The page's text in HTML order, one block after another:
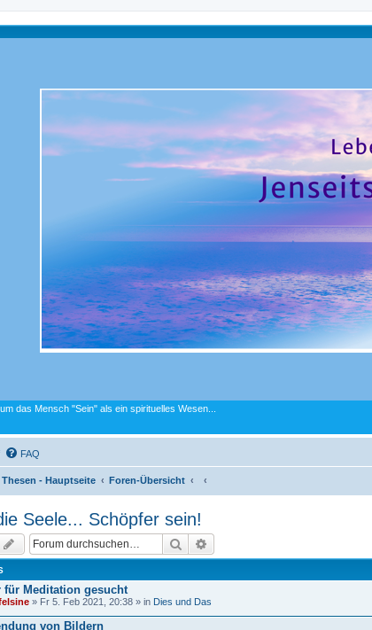
das Mensch "Sein" als ein spirituelles Wesen...
FAQ
- Hauptseite Foren-Übersicht
Seele... Schöpfer sein!
Suche
für Meditation gesucht
» Fr 5. Feb 2021, 20:38 » in Dies und Das
von Bildern